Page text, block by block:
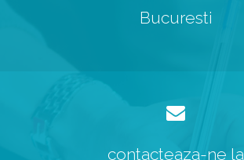
Bucuresti
contacteaza-ne la